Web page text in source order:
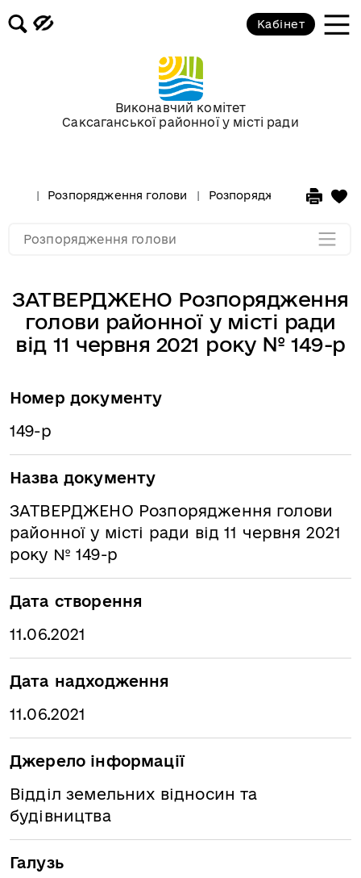
Виконавчий комітет
Саксаганської районної у місті ради
Кабінет
Розпорядження голови Розпорядження голови
ЗАТВЕРДЖЕНО Розпорядження
голови районної у місті ради
від 11 червня 2021 року № 149-р
Номер документу
149-р
Назва документу
ЗАТВЕРДЖЕНО Розпорядження голови
районної у місті ради від 11 червня 2021
року № 149-р
Дата створення
11.06.2021
Дата надходження
11.06.2021
Джерело інформації
Відділ земельних відносин та
будівництва
Галузь
Розпорядження голови
Розпорядження голови за 2017 рік